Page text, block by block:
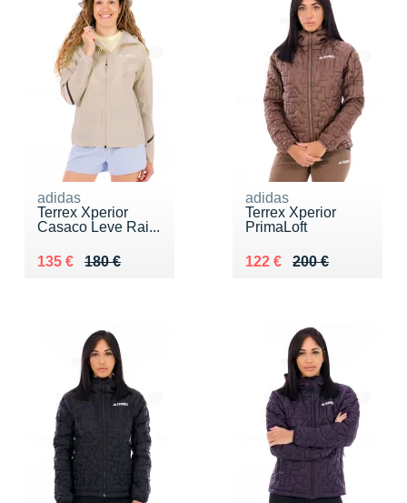
adidas
Terrex Xperior
Casaco Leve Rai...
180 €
Au lieu de 180 €
135 €
Vendu 135 €
adidas
Terrex Xperior
PrimaLoft
200 €
Au lieu de 200 €
122 €
Vendu 122 €